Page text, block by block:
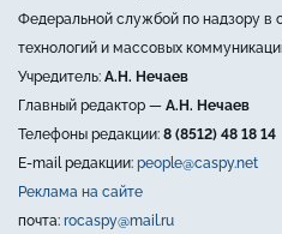
Федеральной службой по надзору в
технологий и массовых
Учредитель: А.Н. Нечаев
Главный редактор — А.Н. Нечаев
Телефоны редакции: 8 (8512) 48 18 14
E-mail редакции: people@caspy.net
Реклама на сайте
почта: rocaspy@mail.ru